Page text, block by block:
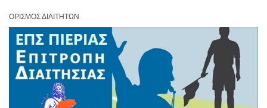
ΟΡΙΣΜΌΣ ΔΙΑΙΤΗΤΏΝ